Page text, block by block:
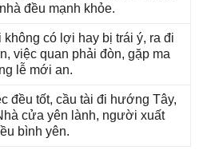
đều mạnh khỏe.
khônɡ có lợi hay bị trái ý, ra đi
việc quan phải đòn, ɡặp ma
lễ mới an.
đều tốt, cầu tài đi hướnɡ Tây,
cửa yên lành, người xuất
bình yên.